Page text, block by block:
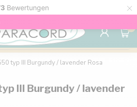
Bewertungen ×
Hause ab 150 €
0
typ III Burgundy / lavender Rosa
III Burgundy / lavender